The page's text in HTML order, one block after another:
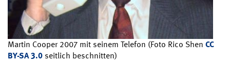
Martin Cooper 2007 mit seinem Telefon (Foto Rico Shen CC
BY-SA 3.0 seitlich beschnitten)